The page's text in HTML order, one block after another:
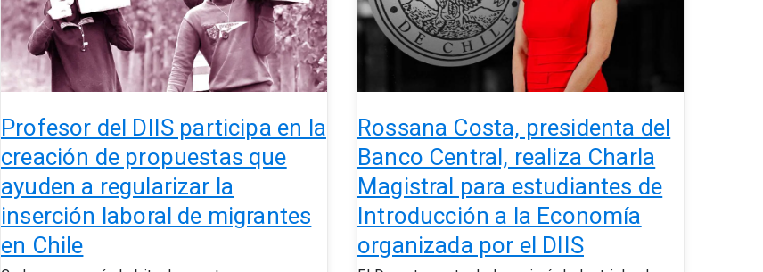
Profesor del DIIS participa en la
creación de propuestas que
ayuden a regularizar la
inserción laboral de migrantes
en Chile
la
creación
de
propuestas
que
ayuden
a
regularizar
la
inserción
laboral
de
Rossana Costa, presidenta del
Banco Central, realiza Charla
Magistral para estudiantes de
Introducción a la Economía
organizada por el DIIS
Central,
realiza
para
estudiantes
de
Introducción
a
la
Economía
organizada